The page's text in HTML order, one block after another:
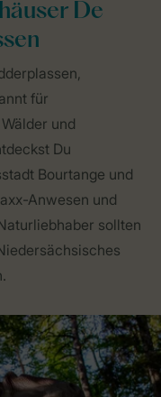
De
für
und
Du
Bourtange und
Anwesen und
sollten